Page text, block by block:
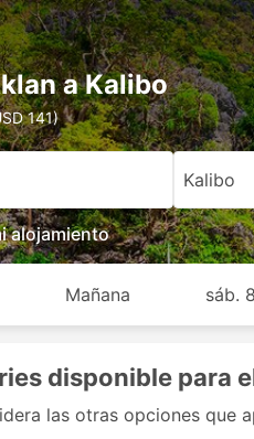
a Kalibo
141)
Kalibo
alojamiento
Mañana sáb.
disponible para
las otras opciones que